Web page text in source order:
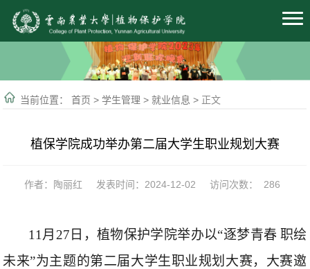
当前位置： 首页 > 学生管理 > 就业信息 > 正文
植保学院成功举办第二届大学生职业规划大赛
作者：陶丽红 发表时间：2024-12-02 访问次数： 286
11 月 27 日，植物保护学院举办以“逐梦青春 职绘
未来”为主题的第二届大学生职业规划大赛，大赛邀